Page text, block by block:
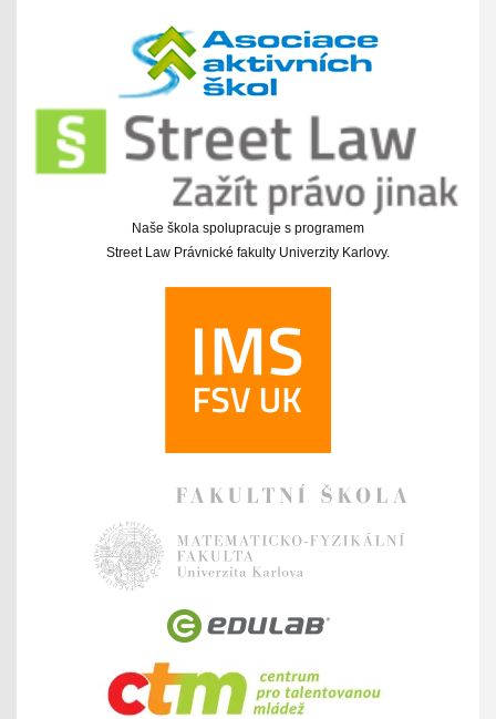
Naše škola spolupracuje s programem
Street Law Právnické fakulty Univerzity Karlovy.